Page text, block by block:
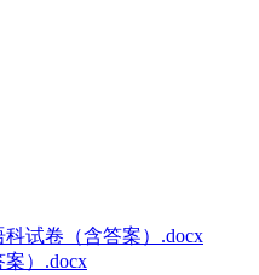
试卷（含答案）.docx
）.docx